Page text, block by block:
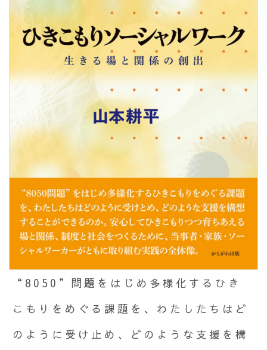
“8050”問題をはじめ多様化するひき
こもりをめぐる課題を、わたしたちはど
のように受け止め、どのような支援を構